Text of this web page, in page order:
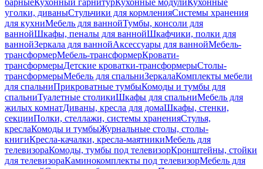
барныеКухонный гарнитурКухонные модулиКухонные
уголки, диваныСтульчики для кормленияСистемы хранения
для кухниМебель для ваннойТумбы, консоли для
ваннойШкафы, пеналы для ваннойШкафчики, полки для
ваннойЗеркала для ваннойАксессуары для ваннойМебель-
трансформерМебель-трансформерКровати-
трансформерыДетские кроватки-трансформерыСтолы-
трансформерыМебель для спальниЗеркалаКомплекты мебели
для спальниПрикроватные тумбыКомоды и тумбы для
спальниТуалетные столикиШкафы для спальниМебель для
жилых комнатДиваны, кресла для домаШкафы, стенки,
секцииПолки, стеллажи, системы храненияСтулья,
креслаКомоды и тумбыЖурнальные столы, столы-
книгиКресла-качалки, кресла-маятникиМебель для
телевизораКомоды, тумбы под телевизорКронштейны, стойки
для телевизораКаминокомплекты под телевизорМебель для